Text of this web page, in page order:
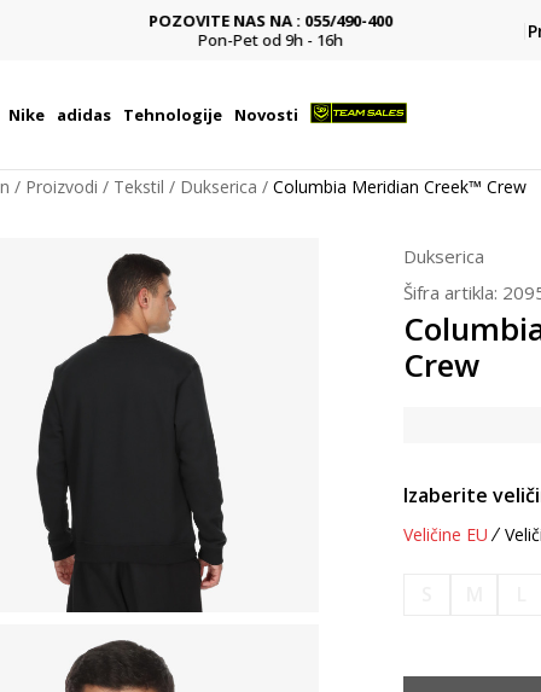
POZOVITE NAS NA : 055/490-400
Pon-Pet od 9h - 16h
Nike adidas Tehnologije Novosti
Proizvodi Tekstil Dukserica Columbia Meridian Creek™ Crew
Dukserica
Šifra artikla:
Crew
Izaberite
Veličine EU